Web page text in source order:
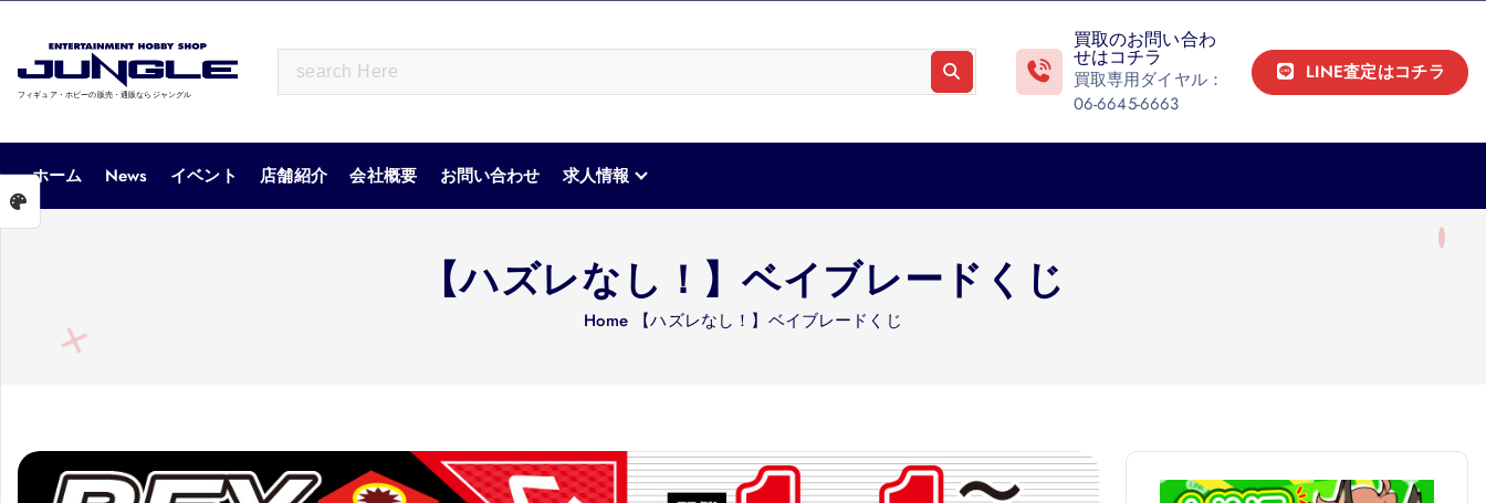
o
c
n
フィギュア・ホビーの販売・通販ならジャングル
r
c
買取のお問い合わ
せはコチラ
買取専用ダイヤル：
06-6645-6663
LINE査定はコチラ
ホーム News イベント 店舗紹介 会社概要 お問い合わせ 求人情報
【ハズレなし！】ベイブレードくじ
Home 【ハズレなし！】ベイブレードくじ